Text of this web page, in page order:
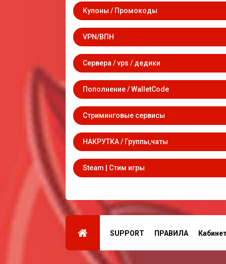
Купоны / Промокоды
VPN/ВПН
Сервера / vps / дедики
Пополнение / WalletCode
Стриминговые сервисы
НАКРУТКА / Группы,чаты
Steam | Стим игры
SUPPORT ПРАВИЛА